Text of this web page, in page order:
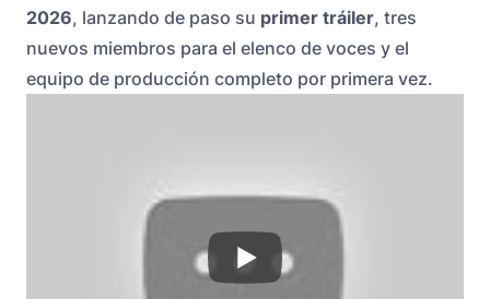
2026, lanzando de paso su primer tráiler, tres
nuevos miembros para el elenco de voces y el
equipo de producción completo por primera vez.